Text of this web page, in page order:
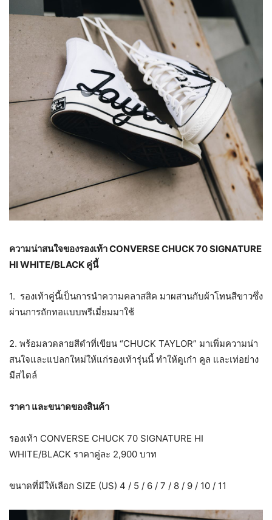
ความน่าสนใจของรองเท้า CONVERSE CHUCK 70 SIGNATURE
HI WHITE/BLACK คู่นี้
1. รองเท้าคู่นี้เป็นการนำความคลาสสิค มาผสานกับผ้าโทนสีขาวซึ่ง
ผ่านการถักทอแบบพรีเมี่ยมมาใช้
2. พร้อมลวดลายสีดำที่เขียน “CHUCK TAYLOR” มาเพิ่มความน่า
สนใจและแปลกใหม่ให้แก่รองเท้ารุ่นนี้ ทำให้ดูเก๋า คูล และเท่อย่าง
มีสไตล์
ราคา และขนาดของสินค้า
รองเท้า CONVERSE CHUCK 70 SIGNATURE HI
WHITE/BLACK ราคาคู่ละ 2,900 บาท
ขนาดที่มีให้เลือก SIZE (US) 4 / 5 / 6 / 7 / 8 / 9 / 10 / 11